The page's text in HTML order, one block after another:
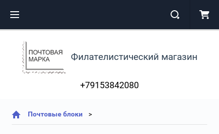
Филателистический магазин
+79153842080
Почтовые блоки